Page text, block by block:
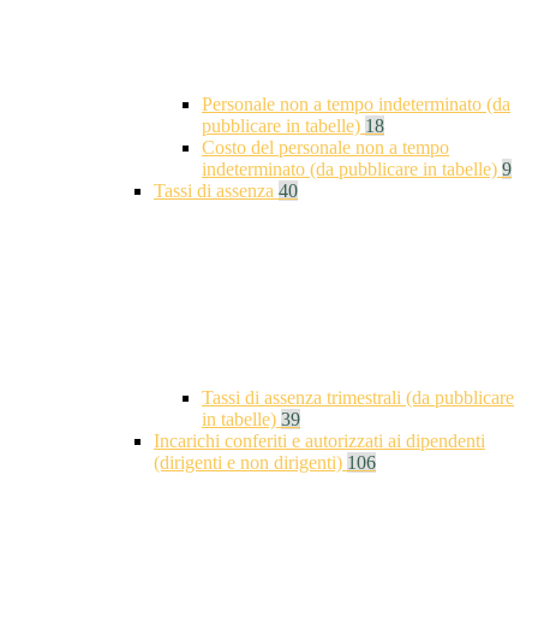
Personale non a tempo indeterminato (da
pubblicare in tabelle) 18
Costo del personale non a tempo
indeterminato (da pubblicare in tabelle) 9
Tassi di assenza 40
Tassi di assenza trimestrali (da pubblicare
in tabelle) 39
Incarichi conferiti e autorizzati ai dipendenti
(dirigenti e non dirigenti) 106